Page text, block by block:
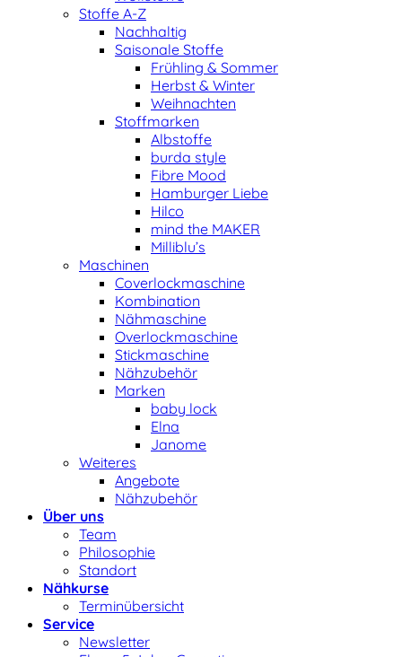
Stoffe A-Z
Nachhaltig
Saisonale Stoffe
Frühling & Sommer
Herbst & Winter
Weihnachten
Stoffmarken
Albstoffe
burda style
Fibre Mood
Hamburger Liebe
Hilco
mind the MAKER
Milliblu’s
Maschinen
Coverlockmaschine
Kombination
Nähmaschine
Overlockmaschine
Stickmaschine
Nähzubehör
Marken
baby lock
Elna
Janome
Weiteres
Angebote
Nähzubehör
Über uns
Team
Philosophie
Standort
Nähkurse
Terminübersicht
Service
Newsletter